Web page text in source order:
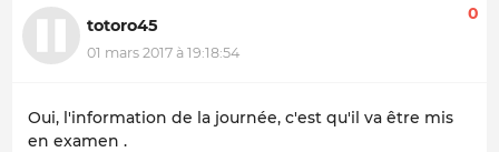
totoro45
01 mars 2017 à 19:18:54
0
Oui, l'information de la journée, c'est qu'il va être mis
en examen .